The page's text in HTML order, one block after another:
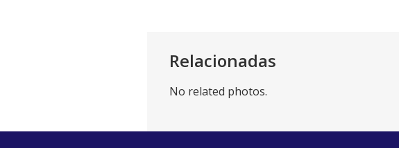
Relacionadas
No related photos.